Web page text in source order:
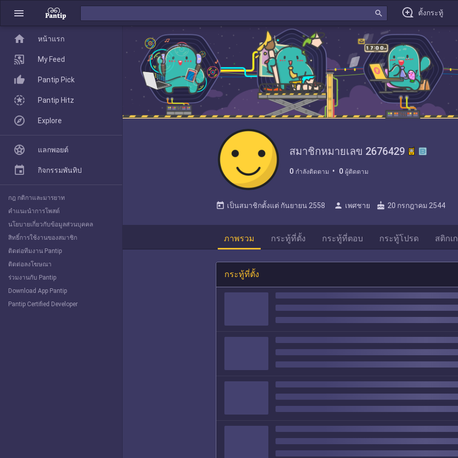
menu search ตั้งกระทู้
สมาชิกหมายเลข 2676429
0 กำลังติดตาม 0 ผู้ติดตาม
today เป็นสมาชิกตั้งแต่ กันยายน 2558 person เพศชาย cake 20 กรกฎาคม 2544
ภาพรวม กระทู้ที่ตั้ง กระทู้ที่ตอบ กระทู้โปรด สติกเ
กระทู้ที่ตั้ง
home
Pantip Pick
Explore
home หน้าแรก
My Feed
Pantip Pick
Pantip Hitz
Explore
แลกพอยต์
กิจกรรมพันทิป
กฎ กติกาและมารยาท
คำแนะนำการโพสต์
นโยบายเกี่ยวกับข้อมูลส่วนบุคคล
สิทธิ์การใช้งานของสมาชิก
ติดต่อทีมงาน Pantip
ติดต่อลงโฆษณา
ร่วมงานกับ Pantip
Download App Pantip
Pantip Certified Developer